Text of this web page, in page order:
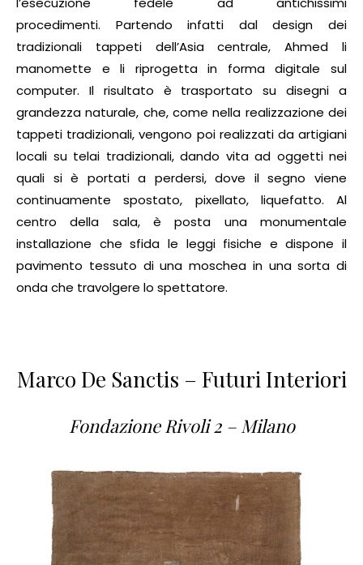
procedimenti. Partendo infatti dal design dei
tradizionali tappeti dell’Asia centrale, Ahmed li
manomette e li riprogetta in forma digitale sul
computer. Il risultato è trasportato su disegni a
grandezza naturale, che, come nella realizzazione dei
tappeti tradizionali, vengono poi realizzati da artigiani
locali su telai tradizionali, dando vita ad oggetti nei
quali si è portati a perdersi, dove il segno viene
continuamente spostato, pixellato, liquefatto. Al
centro della sala, è posta una monumentale
installazione che sfida le leggi fisiche e dispone il
pavimento tessuto di una moschea in una sorta di
onda che travolgere lo spettatore.
Marco De Sanctis – Futuri Interiori
Fondazione Rivoli 2 – Milano